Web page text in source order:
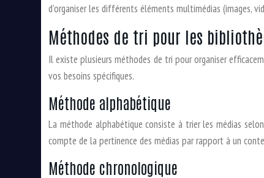
d’organiser les différents éléments multimédias (images,
Méthodes de tri pour les
Il existe plusieurs méthodes de tri pour organiser
vos besoins spécifiques.
Méthode alphabétique
La méthode alphabétique consiste à trier les médias
compte de la pertinence des médias par rapport à un
Méthode chronologique